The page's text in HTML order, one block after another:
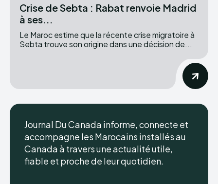
Crise de Sebta : Rabat renvoie Madrid
à ses...
Le Maroc estime que la récente crise migratoire à
Sebta trouve son origine dans une décision de...
Journal Du Canada informe, connecte et
accompagne les Marocains installés au
Canada à travers une actualité utile,
fiable et proche de leur quotidien.